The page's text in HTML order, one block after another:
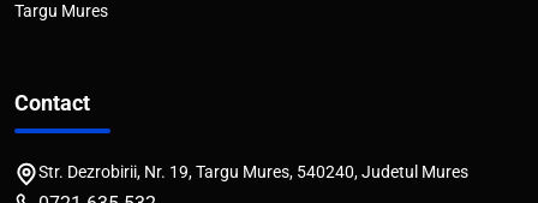
Targu Mures
Contact
Str. Dezrobirii, Nr. 19, Targu Mures, 540240, Judetul Mures